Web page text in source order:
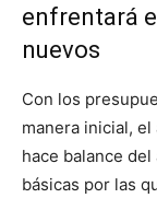
enfrentará
nuevos
Con los
manera inicial, el
hace balance
básicas por las